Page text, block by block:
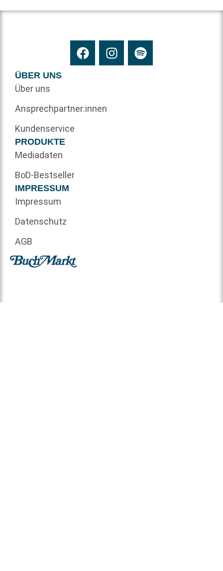
ÜBER UNS
Über uns
Ansprechpartner:innen
Kundenservice
PRODUKTE
Mediadaten
BoD-Bestseller
IMPRESSUM
Impressum
Datenschutz
AGB